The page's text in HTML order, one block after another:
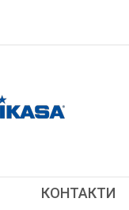
КОНТАКТИ